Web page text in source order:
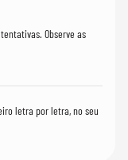
Observe as
letra por letra, no seu